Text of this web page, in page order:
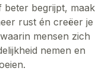
beter begrijpt, maak
rust én creëer je
mensen zich
nemen en